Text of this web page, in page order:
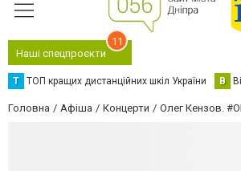
Наші спецпроєкти
11
Т ТОП кращих дистанційних шкіл України В
Головна Афіша Концерти Олег Кензов.